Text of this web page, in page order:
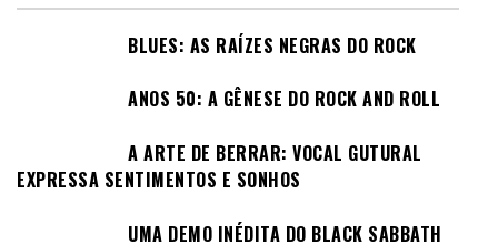
BLUES: AS RAÍZES NEGRAS DO ROCK
ANOS 50: A GÊNESE DO ROCK AND ROLL
A ARTE DE BERRAR: VOCAL GUTURAL
EXPRESSA SENTIMENTOS E SONHOS
UMA DEMO INÉDITA DO BLACK SABBATH